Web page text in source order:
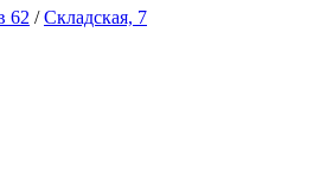
62 /Складская, 7